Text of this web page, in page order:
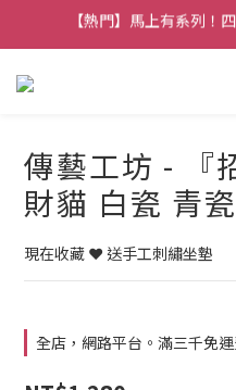
【熱門】馬上有系列！
【補貨通知】悟
【熱門】馬上有系列！
傳藝工坊 - 『
財貓 白瓷 青瓷
現在收藏 ❤️ 送手工刺繡坐墊
全店，網路平台。滿三千免